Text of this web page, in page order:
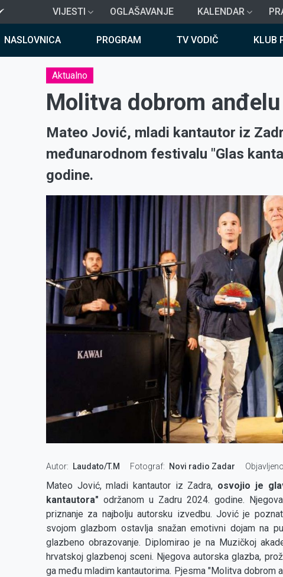
VIJESTI OGLAŠAVANJE KALENDAR
NASLOVNICA PROGRAM TV VODIČ KLUB
Aktualno
Molitva dobrom anđelu
Mateo Jović, mladi kantautor iz
međunarodnom festivalu "Glas
godine.
Autor Laudato/T.M Fotograf Novi radio Zadar
Mateo Jović, mladi kantautor iz Zadra, osvojio je
kantautora" održanom u Zadru 2024. godine.
priznanje za najbolju autorsku izvedbu. Jović je
svojom glazbom ostavlja snažan emotivni dojam na
glazbeno obrazovanje. Diplomirao je na Muzičkoj
hrvatskoj glazbenoj sceni. Njegova autorska glazba,
ga među mladim kantautorima. Pjesma "Molitva dobrom